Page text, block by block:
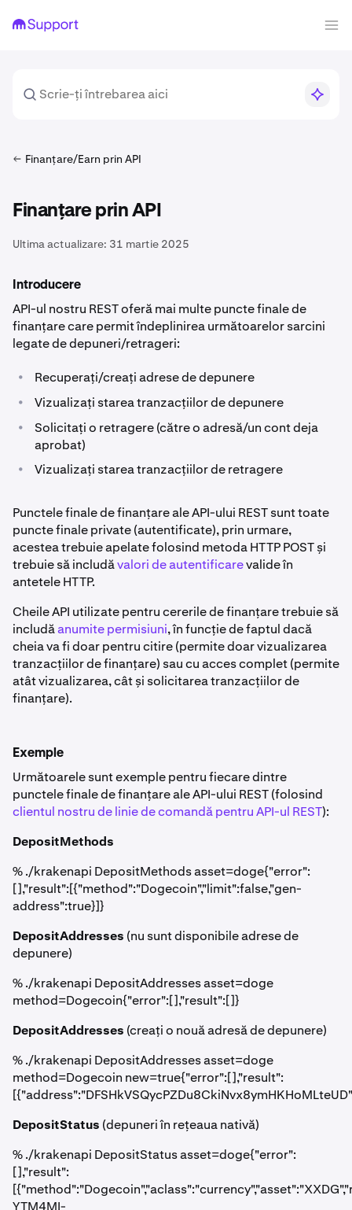
Finanțare/Earn prin API
Finanțare prin API
Ultima actualizare: 31 martie 2025
Introducere
API-ul nostru REST oferă mai multe puncte finale de
finanțare care permit îndeplinirea următoarelor sarcini
legate de depuneri/retrageri:
• Recuperați/creați adrese de depunere
• Vizualizați starea tranzacțiilor de depunere
•
Solicitați o retragere (către o adresă/un cont deja
aprobat)
• Vizualizați starea tranzacțiilor de retragere
Punctele finale de finanțare ale API-ului REST sunt toate
puncte finale private (autentificate), prin urmare,
acestea trebuie apelate folosind metoda HTTP POST și
trebuie să includăvalori de autentificarevalide în
antetele HTTP.
Cheile API utilizate pentru cererile de finanțare trebuie să
includăanumite permisiuni, în funcție de faptul dacă
cheia va fi doar pentru citire (permite doar vizualizarea
tranzacțiilor de finanțare) sau cu acces complet (permite
atât vizualizarea, cât și solicitarea tranzacțiilor de
finanțare).
Exemple
Următoarele sunt exemple pentru fiecare dintre
punctele finale de finanțare ale API-ului REST (folosind
clientul nostru de linie de comandă pentru API-ul REST):
DepositMethods
% ./krakenapi DepositMethods asset=doge{"error":
[],"result":[{"method":"Dogecoin","limit":false,"gen-
address":true}]}
DepositAddresses (nu sunt disponibile adrese de
depunere)
% ./krakenapi DepositAddresses asset=doge
method=Dogecoin{"error":[],"result":[]}
DepositAddresses (creați o nouă adresă de depunere)
% ./krakenapi DepositAddresses asset=doge
method=Dogecoin new=true{"error":[],"result":
DepositStatus (depuneri în rețeaua nativă)
% ./krakenapi DepositStatus asset=doge{"error":
[],"result":
YTM4MI-